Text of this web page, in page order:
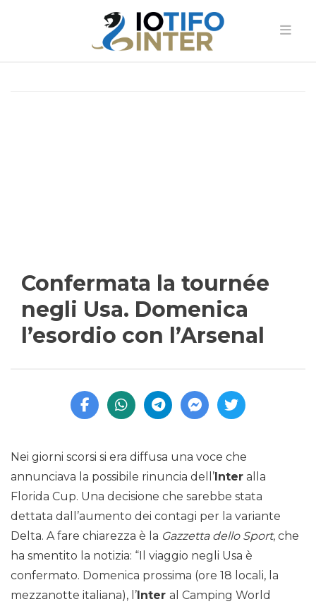
Confermata la tournée
negli Usa. Domenica
l’esordio con l’Arsenal
Nei giorni scorsi si era diffusa una voce che
annunciava la possibile rinuncia dell’Inter alla
Florida Cup. Una decisione che sarebbe stata
dettata dall’aumento dei contagi per la variante
Delta. A fare chiarezza è la Gazzetta dello Sport, che
ha smentito la notizia: “Il viaggio negli Usa è
confermato. Domenica prossima (ore 18 locali, la
mezzanotte italiana), l’Inter al Camping World